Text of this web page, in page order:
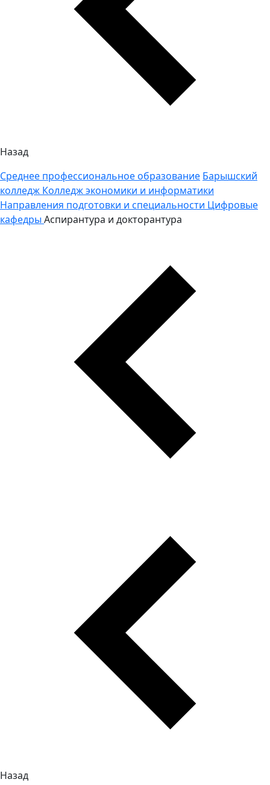
Назад
Среднее профессиональное образование Барышский
колледж Колледж экономики и информатики
Направления подготовки и специальности Цифровые
кафедры Аспирантура и докторантура
Назад